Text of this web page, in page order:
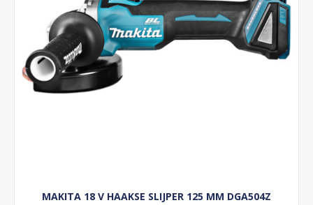
MAKITA 18 V HAAKSE SLIJPER 125 MM DGA504Z